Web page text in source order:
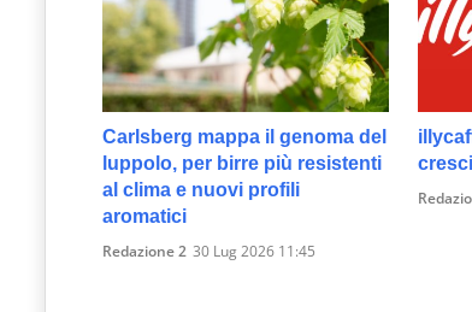
Carlsberg mappa il genoma del
luppolo, per birre più resistenti
al clima e nuovi profili
aromatici
Redazione 2 30 Lug 2026 11:45